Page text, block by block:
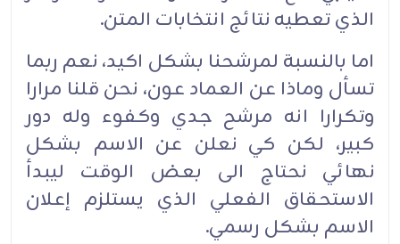
الذي تعطيه نتائج انتخابات المتن.
اما بالنسبة لمرشحنا بشكل اكيد، نعم ربما
تسأل وماذا عن العماد عون، نحن قلنا مرارا
وتكرارا انه مرشح جدي وكفوء وله دور
كبير، لكن كي نعلن عن الاسم بشكل
نهائي نحتاج الى بعض الوقت ليبدأ
الاستحقاق الفعلي الذي يستلزم إعلان
الاسم بشكل رسمي.